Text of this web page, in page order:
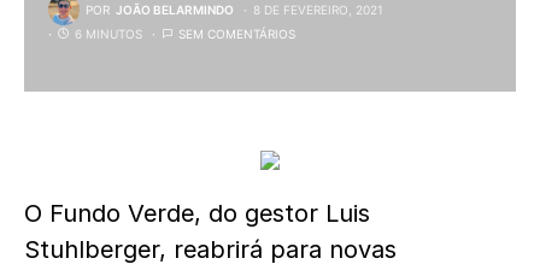
POR JOÃO BELARMINDO
8 DE FEVEREIRO, 2021
6 MINUTOS
SEM COMENTÁRIOS
O Fundo Verde, do gestor Luis
Stuhlberger, reabrirá para novas